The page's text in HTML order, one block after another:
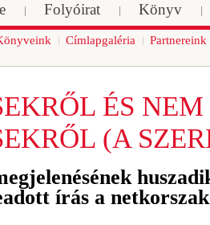
Folyóirat Könyv
Címlapgaléria Partnereink
ÉS NEM
(A
írás a